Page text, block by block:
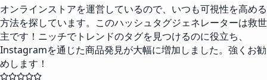
オンラインストアを運営しているので、いつも可視性を高める
方法を探しています。このハッシュタグジェネレーターは救世
主です！ニッチでトレンドのタグを見つけるのに役立ち、
Instagramを通じた商品発見が大幅に増加しました。強くお勧
めします！